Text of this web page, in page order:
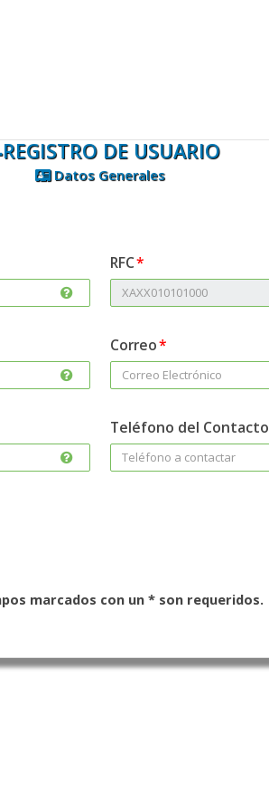
REGISTRO DE USUARIO
Datos Generales
RFC
Correo
Teléfono del Contacto
marcados con un * son requeridos.